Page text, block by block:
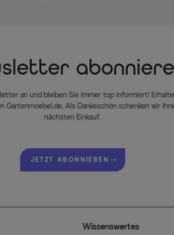
an und bleiben Sie immer top informiert!
Gartenmoebel.de. Als Dankeschön schenken wir
nächsten Einkauf.
JETZT ABONNIEREN
Wissenswertes